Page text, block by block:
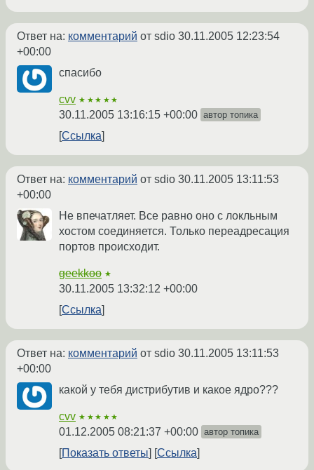
Ответ на: комментарий от sdio 30.11.2005 12:23:54
+00:00
спасибо
cvv ★★★★★
30.11.2005 13:16:15 +00:00 автор топика
Ссылка
Ответ на: комментарий от sdio 30.11.2005 13:11:53
+00:00
Не впечатляет. Все равно оно с локльным
хостом соединяется. Только переадресация
портов происходит.
geekkoo ★
30.11.2005 13:32:12 +00:00
Ссылка
Ответ на: комментарий от sdio 30.11.2005 13:11:53
+00:00
какой у тебя дистрибутив и какое ядро???
cvv ★★★★★
01.12.2005 08:21:37 +00:00 автор топика
Показать ответы Ссылка